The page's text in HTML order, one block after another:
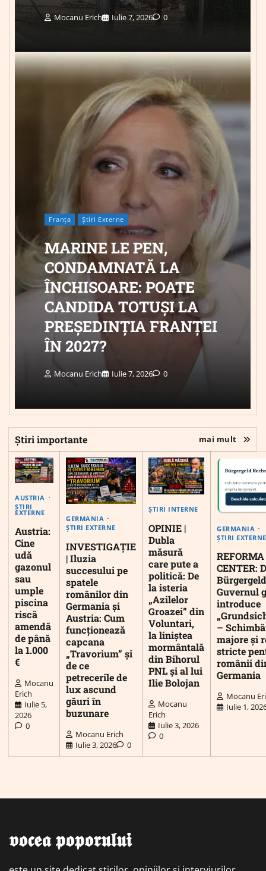
Mocanu Erich Iulie 7, 2026 0
Franța Știri Externe
MARINE LE PEN,
CONDAMNATĂ LA
ÎNCHISOARE: POATE
CANDIDA TOTUȘI LA
PREȘEDINȚIA FRANȚEI
ÎN 2027?
Mocanu Erich Iulie 7, 2026 0
Știri importante mai mult
AUSTRIA
ȘTIRI
EXTERNE
Austria:
Cine
udă
gazonul
sau
umple
piscina
riscă
amendă
de până
la 1.000
€
Mocanu
Erich
Iulie 5,
2026
0
GERMANIA
ȘTIRI EXTERNE
INVESTIGAȚIE
| Iluzia
succesului pe
spatele
românilor din
Germania și
Austria: Cum
funcționează
capcana
„Travorium” și
de ce
petrecerile de
lux ascund
găuri în
buzunare
Mocanu Erich
Iulie 3, 2026
0
ȘTIRI INTERNE
OPINIE |
Dubla
măsură
care pute a
politică: De
la isteria
„Azilelor
Groazei” din
Voluntari,
la liniștea
mormântală
din Bihorul
PNL și al lui
Ilie Bolojan
Mocanu
Erich
Iulie 3, 2026
0
GERMANIA
ȘTIRI EXTERNE
CENTER:
Guvernul
introduce
–
majore și
stricte
românii
Germania
Mocanu
Iulie 1,
𝖛𝖔𝖈𝖊𝖆 𝖕𝖔𝖕𝖔𝖗𝖚𝖑𝖚𝖎